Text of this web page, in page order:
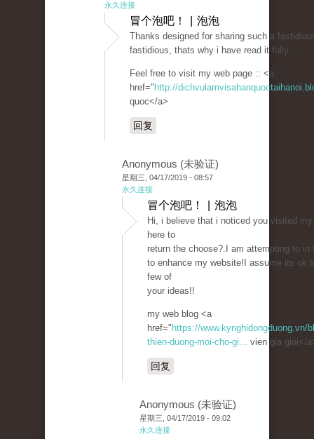
永久连接
冒个泡吧！ | 泡泡
Thanks designed for sharing such a
fastidious, thats why i have read it fully
Feel free to visit my web page :: <a
href=" http://
quoc</a>
回复
Anonymous (未验证)
星期三, 04/17/2019 - 08:57
永久连接
冒个泡吧！ | 泡泡
Hi, i believe that i noticed you visited
here to
return the choose?.I am attempting to in
to enhance my website!I assume its ok
few of
your ideas!!
my web blog <a
href=" https://www.kynghidongduong.vn/
thien-duong-moi-cho-gi... vien gia gioi</
回复
Anonymous (未验证)
星期三, 04/17/2019 - 09:02
永久连接